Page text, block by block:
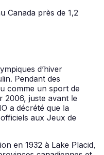
Canada près de 1,2
d’hiver
Pendant des
comme un sport de
2006, juste avant le
a décrété que la
aux Jeux de
en 1932 à Lake Placid,